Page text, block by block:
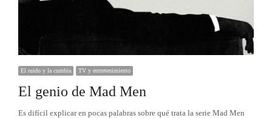
El ruido y la cumbia TV y entretenimiento
El genio de Mad Men
Es difícil explicar en pocas palabras sobre qué trata la serie Mad Men